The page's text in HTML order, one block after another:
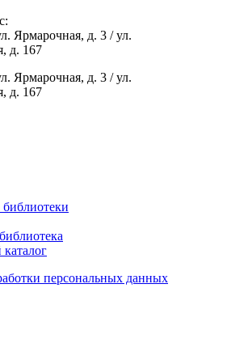
Ярмарочная, д. 3 / ул.
д. 167
Ярмарочная, д. 3 / ул.
д. 167
персональных данных